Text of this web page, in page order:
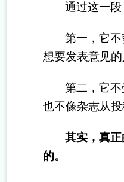
通过这一
第一，它
想要发表意见的
第二，它
也不像杂志从
其实，真
的。